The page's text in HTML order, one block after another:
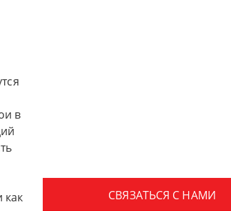
в
как
СВЯЗАТЬСЯ С НАМИ